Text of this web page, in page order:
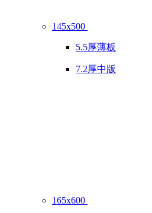
145x500
5.5厚薄板
7.2厚中版
165x600